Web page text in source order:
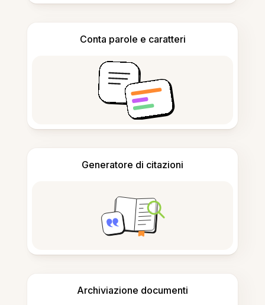
Conta parole e caratteri
Generatore di citazioni
Archiviazione documenti